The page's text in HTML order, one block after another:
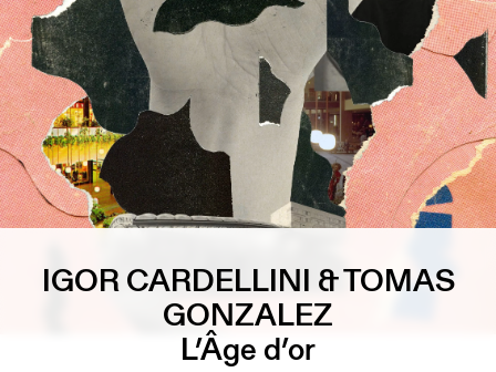
IGOR CARDELLINI & TOMAS
GONZALEZ
L’Âge d’or